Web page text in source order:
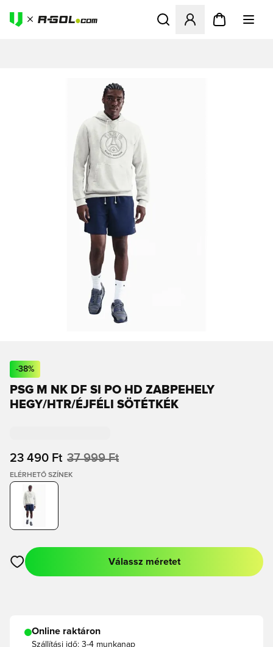
Megnyit egy modált a
-38%
PSG M NK DF SI PO HD ZABPEHELY
HEGY/HTR/ÉJFÉLI SÖTÉTKÉK
23 490 Ft 37 999 Ft
ELÉRHETŐ SZÍNEK
Megnyit egy modált a bejelentkezéshez vagy a tagként való
Válassz méretet
Online raktáron
Szállítási idő: 3-4 munkanap